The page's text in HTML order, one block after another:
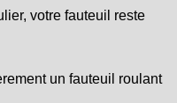
votre fauteuil reste
un fauteuil roulant